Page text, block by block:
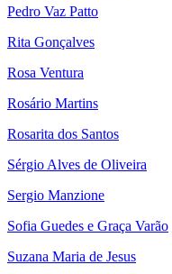
Pedro Vaz Patto
Rita Gonçalves
Rosa Ventura
Rosário Martins
Rosarita dos Santos
Sérgio Alves de Oliveira
Sergio Manzione
Sofia Guedes e Graça Varão
Suzana Maria de Jesus